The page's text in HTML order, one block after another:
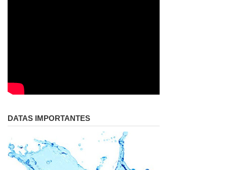
DATAS IMPORTANTES